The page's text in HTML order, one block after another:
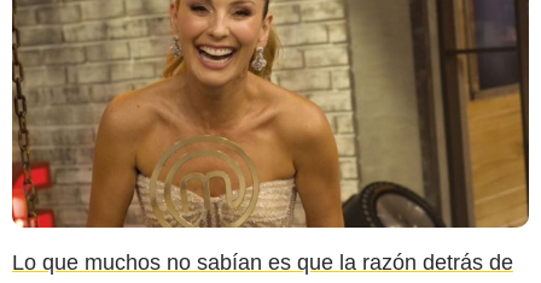
Lo que muchos no sabían es que la razón detrás de